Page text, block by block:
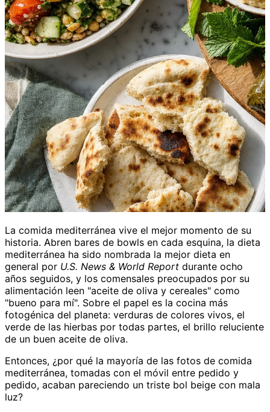
La comida mediterránea vive el mejor momento de su
historia. Abren bares de bowls en cada esquina, la dieta
mediterránea ha sido nombrada la mejor dieta en
general por U.S. News & World Report durante ocho
años seguidos, y los comensales preocupados por su
alimentación leen "aceite de oliva y cereales" como
"bueno para mí". Sobre el papel es la cocina más
fotogénica del planeta: verduras de colores vivos, el
verde de las hierbas por todas partes, el brillo reluciente
de un buen aceite de oliva.
Entonces, ¿por qué la mayoría de las fotos de comida
mediterránea, tomadas con el móvil entre pedido y
pedido, acaban pareciendo un triste bol beige con mala
luz?